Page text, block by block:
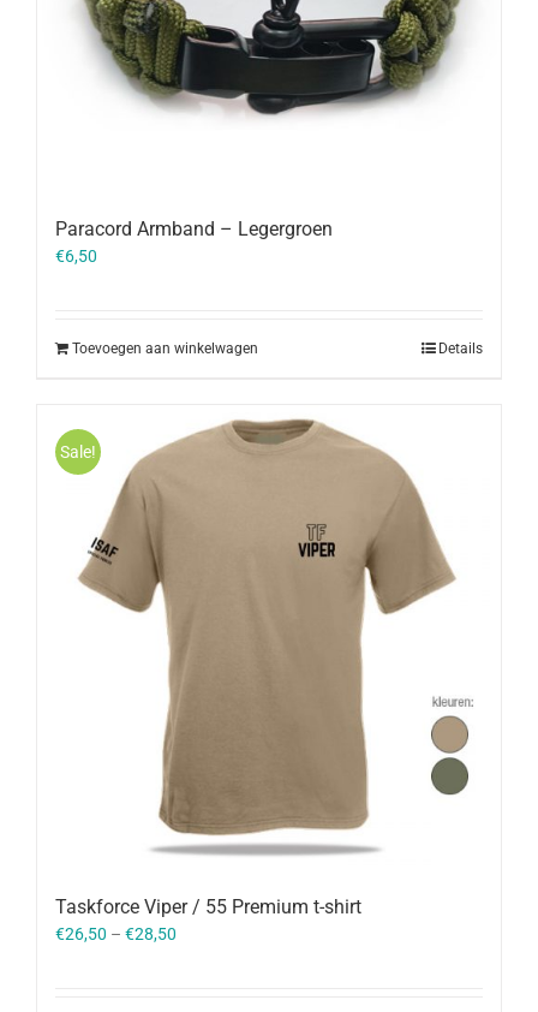
Paracord Armband – Legergroen
€6,50
Toevoegen aan winkelwagen Details
Sale!
Taskforce Viper / 55 Premium t-shirt
€26,50 – €28,50